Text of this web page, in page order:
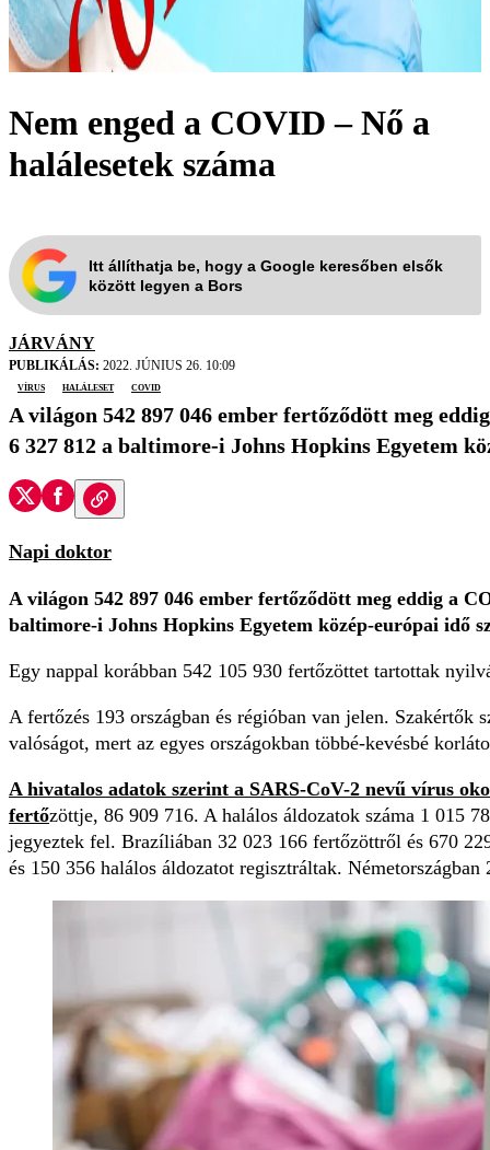
Nem enged a COVID – Nő a
halálesetek száma
Itt állíthatja be, hogy a Google keresőben elsők
között legyen a Bors
JÁRVÁNY
PUBLIKÁLÁS: 2022. JÚNIUS 26. 10:09
vírus
haláleset covid
A világon 542 897 046 ember fertőződött meg
6 327 812 a baltimore-i Johns Hopkins Egyetem
Napi doktor
A világon 542 897 046 ember fertőződött meg eddig a
baltimore-i Johns Hopkins Egyetem közép-európai idő
Egy nappal korábban 542 105 930 fertőzöttet tartottak
A fertőzés 193 országban és régióban van jelen. Szakértők
valóságot, mert az egyes országokban többé-kevésbé
A hivatalos adatok szerint a SARS-CoV-2 nevű vírus
fertőzöttje, 86 909 716. A halálos áldozatok száma 1 015
jegyeztek fel. Brazíliában 32 023 166 fertőzöttről és 670
és 150 356 halálos áldozatot regisztráltak. Németországban